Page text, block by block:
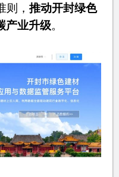
则， 推动开封绿色
产业升级。